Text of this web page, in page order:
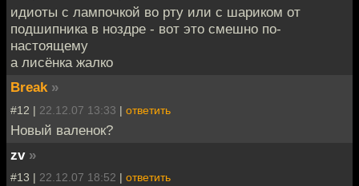
идиоты с лампочкой во рту или с шариком от
подшипника в ноздре - вот это смешно по-
настоящему
а лисёнка жалко
Break »
#12 | 22.12.07 13:33 | ответить
Новый валенок?
zv »
#13 | 22.12.07 18:52 | ответить